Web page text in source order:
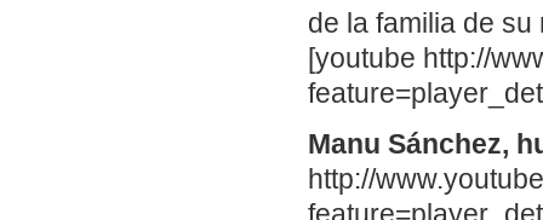
de la familia de
[youtube http://
Manu Sánchez,
http://